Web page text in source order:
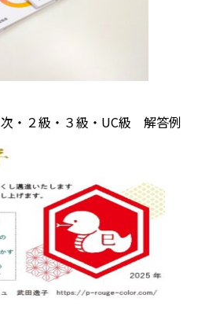
・２級・３級・UC級 解答例